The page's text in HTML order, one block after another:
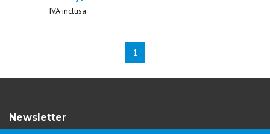
IVA inclusa
1
Newsletter